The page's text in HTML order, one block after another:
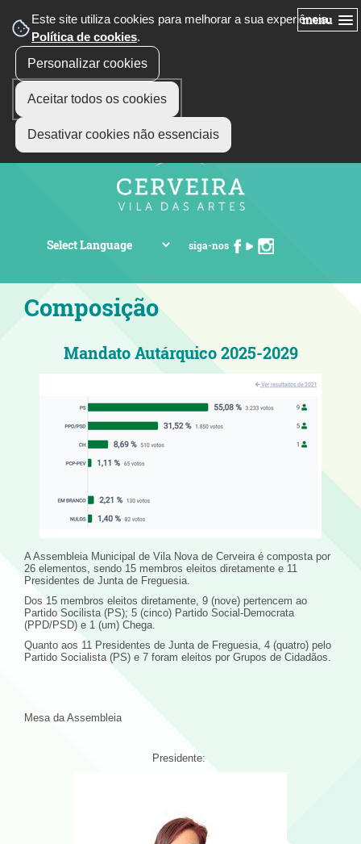
Este site utiliza cookies para melhorar a sua experiência.
Política de cookies.
Personalizar cookies
Aceitar todos os cookies
Desativar cookies não essenciais
menu
siga-nos
Composição
Mandato Autárquico 2025-2029
A Assembleia Municipal de Vila Nova de Cerveira é composta por
26 elementos, sendo 15 membros eleitos diretamente e 11
Presidentes de Junta de Freguesia.
Dos 15 membros eleitos diretamente, 9 (nove) pertencem ao
Partido Socilista (PS); 5 (cinco) Partido Social-Democrata
(PPD/PSD) e 1 (um) Chega.
Quanto aos 11 Presidentes de Junta de Freguesia, 4 (quatro) pelo
Partido Socialista (PS) e 7 foram eleitos por Grupos de Cidadãos.
Mesa da Assembleia
Presidente: